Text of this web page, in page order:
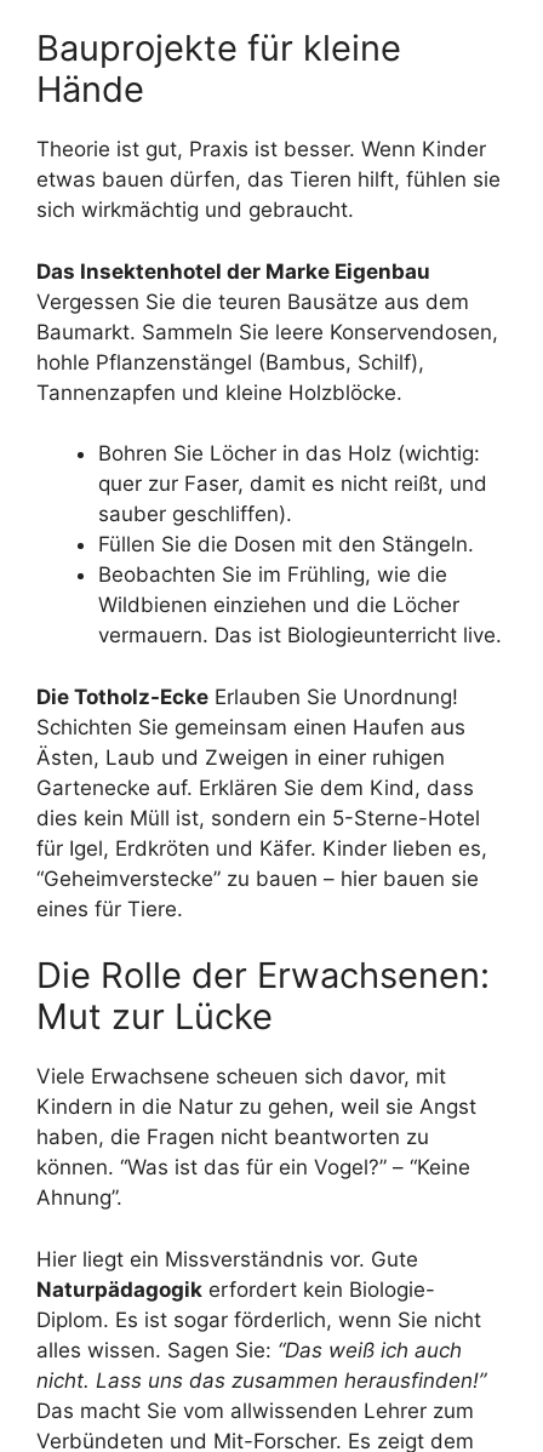
Bauprojekte für kleine
Hände
Theorie ist gut, Praxis ist besser. Wenn Kinder
etwas bauen dürfen, das Tieren hilft, fühlen sie
sich wirkmächtig und gebraucht.
Das Insektenhotel der Marke Eigenbau
Vergessen Sie die teuren Bausätze aus dem
Baumarkt. Sammeln Sie leere Konservendosen,
hohle Pflanzenstängel (Bambus, Schilf),
Tannenzapfen und kleine Holzblöcke.
Bohren Sie Löcher in das Holz (wichtig:
quer zur Faser, damit es nicht reißt, und
sauber geschliffen).
Füllen Sie die Dosen mit den Stängeln.
Beobachten Sie im Frühling, wie die
Wildbienen einziehen und die Löcher
vermauern. Das ist Biologieunterricht live.
Die Totholz-Ecke Erlauben Sie Unordnung!
Schichten Sie gemeinsam einen Haufen aus
Ästen, Laub und Zweigen in einer ruhigen
Gartenecke auf. Erklären Sie dem Kind, dass
dies kein Müll ist, sondern ein 5-Sterne-Hotel
für Igel, Erdkröten und Käfer. Kinder lieben es,
“Geheimverstecke” zu bauen – hier bauen sie
eines für Tiere.
Die Rolle der Erwachsenen:
Mut zur Lücke
Viele Erwachsene scheuen sich davor, mit
Kindern in die Natur zu gehen, weil sie Angst
haben, die Fragen nicht beantworten zu
können. “Was ist das für ein Vogel?” – “Keine
Ahnung”.
Hier liegt ein Missverständnis vor. Gute
Naturpädagogik erfordert kein Biologie-
Diplom. Es ist sogar förderlich, wenn Sie nicht
alles wissen. Sagen Sie: “Das weiß ich auch
nicht. Lass uns das zusammen herausfinden!”
Das macht Sie vom allwissenden Lehrer zum
Verbündeten und Mit-Forscher. Es zeigt dem